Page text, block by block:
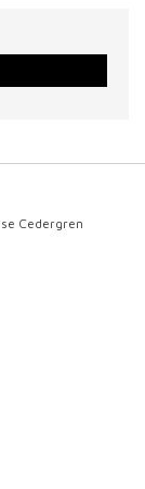
Cedergren